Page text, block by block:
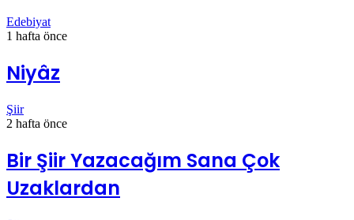
Edebiyat
1 hafta önce
Niyâz
Şiir
2 hafta önce
Bir Şiir Yazacağım Sana Çok
Uzaklardan